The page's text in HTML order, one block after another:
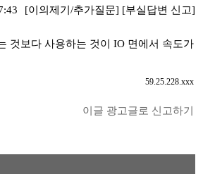
[이의제기/추가질문] [부실답변 신고]
것보다 사용하는 것이 IO 면에서 속도가
59.25.228.xxx
이글 광고글로 신고하기